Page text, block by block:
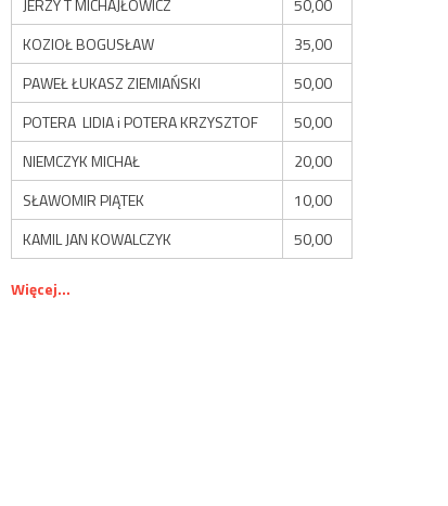
JERZY T MICHAJŁOWICZ
50,00
KOZIOŁ BOGUSŁAW
35,00
PAWEŁ ŁUKASZ ZIEMIAŃSKI
50,00
POTERA LIDIA i POTERA KRZYSZTOF
50,00
NIEMCZYK MICHAŁ
20,00
SŁAWOMIR PIĄTEK
10,00
KAMIL JAN KOWALCZYK
50,00
Więcej...